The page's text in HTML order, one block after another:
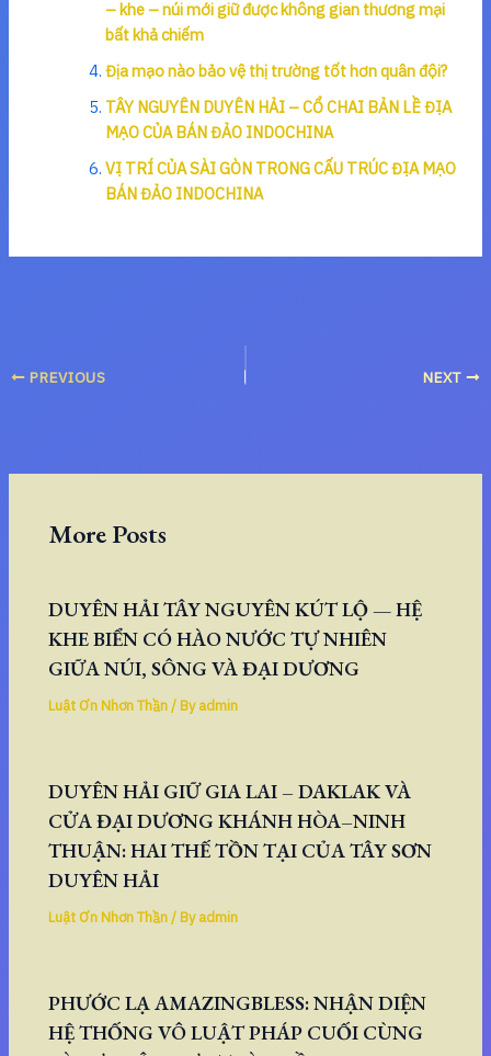
– khe – núi mới giữ được không gian thương mại
bất khả chiếm
Địa mạo nào bảo vệ thị trường tốt hơn quân đội?
TÂY NGUYÊN DUYÊN HẢI – CỔ CHAI BẢN LỀ ĐỊA
MẠO CỦA BÁN ĐẢO INDOCHINA
VỊ TRÍ CỦA SÀI GÒN TRONG CẤU TRÚC ĐỊA MẠO
BÁN ĐẢO INDOCHINA
PREVIOUS NEXT
More Posts
DUYÊN HẢI TÂY NGUYÊN KÚT LỘ — HỆ
KHE BIỂN CÓ HÀO NƯỚC TỰ NHIÊN
GIỮA NÚI, SÔNG VÀ ĐẠI DƯƠNG
Luật Ơn Nhơn Thần/ Byadmin
DUYÊN HẢI GIỮ GIA LAI – DAKLAK VÀ
CỬA ĐẠI DƯƠNG KHÁNH HÒA–NINH
THUẬN: HAI THẾ TỒN TẠI CỦA TÂY SƠN
DUYÊN HẢI
Luật Ơn Nhơn Thần/ Byadmin
PHƯỚC LẠ AMAZINGBLESS: NHẬN DIỆN
HỆ THỐNG VÔ LUẬT PHÁP CUỐI CÙNG